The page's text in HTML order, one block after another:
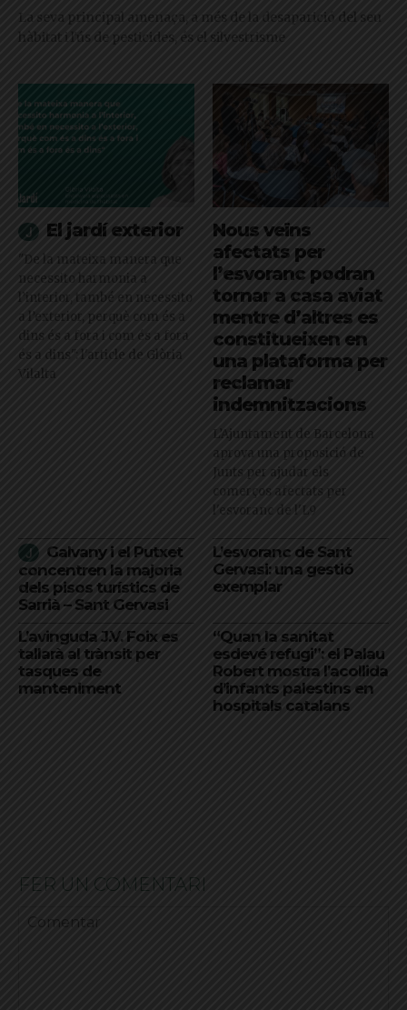
La seva principal amenaça, a més de la desaparició del seu
hàbitat i l'ús de pesticides, és el silvestrisme
El jardí exterior
"De la mateixa manera que
necessito harmonia a
l’interior, també en necessito
a l’exterior, perquè com és a
dins és a fora i com és a fora
és a dins": l'article de Glòria
Vilalta
Nous veïns
afectats per
l’esvoranc podran
tornar a casa aviat
mentre d’altres es
constitueixen en
una plataforma per
reclamar
indemnitzacions
L’Ajuntament de Barcelona
aprova una proposició de
Junts per ajudar els
comerços afectats per
l'esvoranc de l'L9
Galvany i el Putxet
concentren la majoria
dels pisos turístics de
Sarrià – Sant Gervasi
L’esvoranc de Sant
Gervasi: una gestió
exemplar
L’avinguda J.V. Foix es
tallarà al trànsit per
tasques de
manteniment
“Quan la sanitat
esdevé refugi”: el Palau
Robert mostra l’acollida
d’infants palestins en
hospitals catalans
FER UN COMENTARI